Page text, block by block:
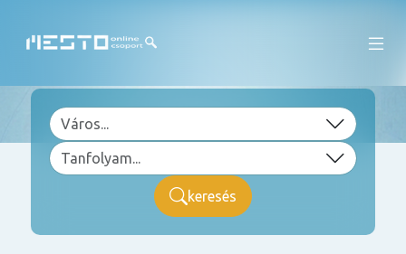
keresés